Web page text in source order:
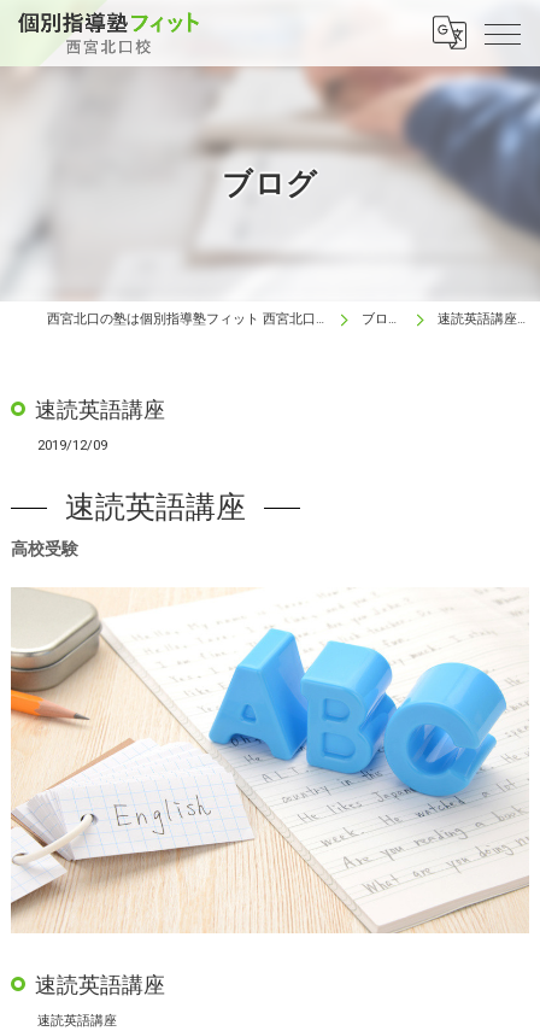
ブログ
西宮北口の塾は個別指導塾フィット 西宮北口校 ブログ 速読英語講座
速読英語講座
2019/12/09
高校受験
速読英語講座
速読英語講座
速読英語講座